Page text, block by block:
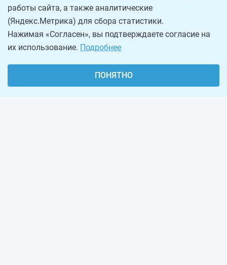
работы сайта, а также аналитические
(Яндекс.Метрика) для сбора статистики.
Нажимая «Согласен», вы подтверждаете согласие на
их использование. Подробнее
ПОНЯТНО